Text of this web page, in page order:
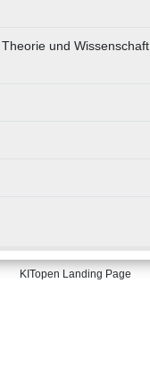
und Wissenschaft
KITopen Landing Page